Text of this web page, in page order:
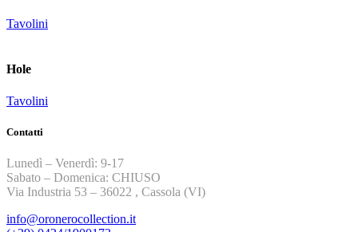
Tavolini
Hole
Tavolini
Contatti
Lunedì – Venerdì: 9-17
Sabato – Domenica: CHIUSO
Via Industria 53 – 36022 , Cassola (VI)
info@oronerocollection.it